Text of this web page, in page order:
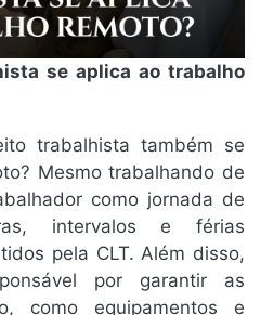
se aplica ao trabalho
trabalhista também se
Mesmo trabalhando de
como jornada de
intervalos e férias
pela CLT. Além disso,
por garantir as
como equipamentos e